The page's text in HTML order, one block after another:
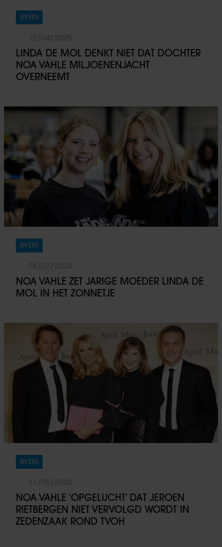
BN'ERS
LINDA DE MOL DENKT NIET DAT DOCHTER
NOA VAHLE MILJOENENJACHT
OVERNEEMT
BN'ERS
NOA VAHLE ZET JARIGE MOEDER LINDA DE
MOL IN HET ZONNETJE
BN'ERS
NOA VAHLE ‘OPGELUCHT’ DAT JEROEN
RIETBERGEN NIET VERVOLGD WORDT IN
ZEDENZAAK ROND TVOH